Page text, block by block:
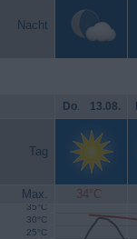
Nacht
Do. 13.08.
Tag
Max. 34°C
25°C
30°C
35°C